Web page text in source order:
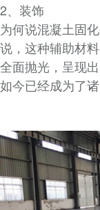
2、装饰
为何说混凝土固
说，这种辅助材
全面抛光，呈现
如今已经成为了